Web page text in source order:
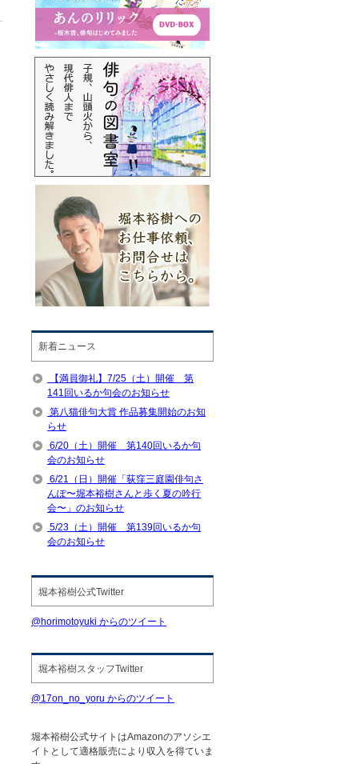
新着ニュース
【満員御礼】7/25（土）開催 第
141回いるか句会のお知らせ
第八猫俳句大賞 作品募集開始のお知
らせ
6/20（土）開催 第140回いるか句
会のお知らせ
6/21（日）開催「荻窪三庭園俳句さ
んぽ〜堀本裕樹さんと歩く夏の吟行
会〜」のお知らせ
5/23（土）開催 第139回いるか句
会のお知らせ
堀本裕樹公式Twitter
@horimotoyuki からのツイート
堀本裕樹スタッフTwitter
@17on_no_yoru からのツイート
堀本裕樹公式サイトはAmazonのアソシエ
イトとして適格販売により収入を得ていま